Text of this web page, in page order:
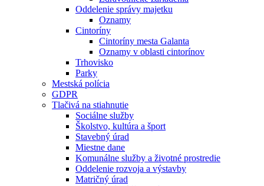
Oddelenie správy majetku
Oznamy
Cintoríny
Cintoríny mesta Galanta
Oznamy v oblasti cintorínov
Trhovisko
Parky
Mestská polícia
GDPR
Tlačivá na stiahnutie
Sociálne služby
Školstvo, kultúra a šport
Stavebný úrad
Miestne dane
Komunálne služby a životné prostredie
Oddelenie rozvoja a výstavby
Matričný úrad